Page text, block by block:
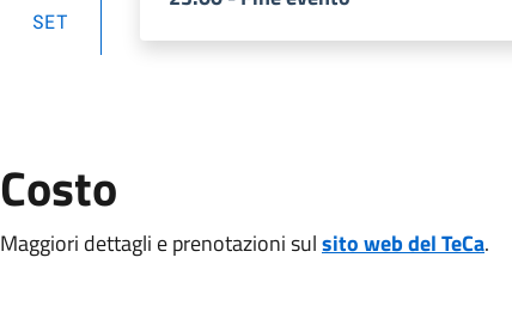
SET
Costo
Maggiori dettagli e prenotazioni sulsito web del TeCa.